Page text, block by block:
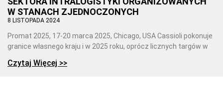
W STANACH ZJEDNOCZONYCH
8 LISTOPADA 2024
Promat 2025, 17-20 marca 2025, Chicago, USA Cassioli pokonuje
granice własnego kraju i w 2025 roku, oprócz licznych targów w
Czytaj Więcej >>